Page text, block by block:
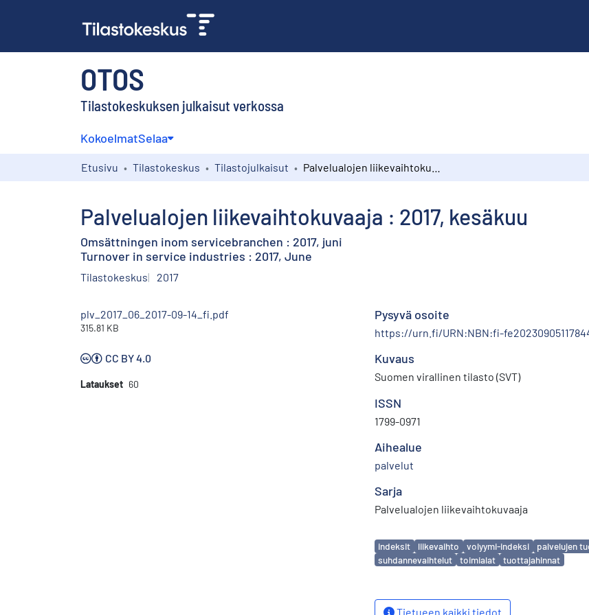
OTOS
Tilastokeskuksen julkaisut verkossa
KokoelmatSelaa
Etusivu Tilastokeskus Tilastojulkaisut
Palvelualojen liikevaihtokuvaaja : 2017, kesäkuu
Omsättningen inom servicebranchen : 2017, juni
Turnover in service industries : 2017, June
Tilastokeskus 2017
plv_2017_06_2017-09-14_fi.pdf
315.81 KB
CC BY 4.0
Lataukset 60
Pysyvä osoite
https://urn.fi/URN:NBN:fi-
Kuvaus
Suomen virallinen tilasto (SVT)
ISSN
1799-0971
Aihealue
palvelut
Sarja
Palvelualojen liikevaihtokuvaaja
Avainsanat
indeksit liikevaihto volyymi-indeksi palvelujen
suhdannevaihtelut
toimialat tuottajahinnat
Tietueen kaikki tiedot